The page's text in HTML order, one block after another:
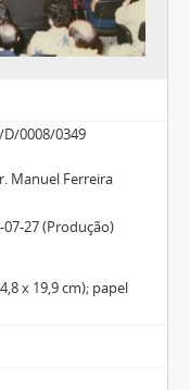
D/0008/0349
Manuel Ferreira
07-27 (Produção)
x 19,9 cm); papel